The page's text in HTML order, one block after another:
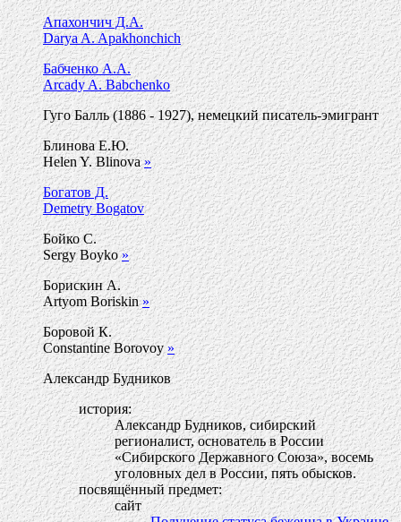
Апахончич Д.А.
Darya A. Apakhonchich
Бабченко А.А.
Arcady A. Babchenko
Гуго Балль (1886 - 1927), немецкий писатель-эмигрант
Блинова Е.Ю.
Helen Y. Blinova»
Богатов Д.
Demetry Bogatov
Бойко С.
Sergy Boyko»
Борискин А.
Artyom Boriskin»
Боровой К.
Constantine Borovoy»
Александр Будников
история:
Александр Будников, сибирский
регионалист, основатель в России
«Сибирского Державного Союза», восемь
уголовных дел в России, пять обысков.
посвящённый предмет:
сайт